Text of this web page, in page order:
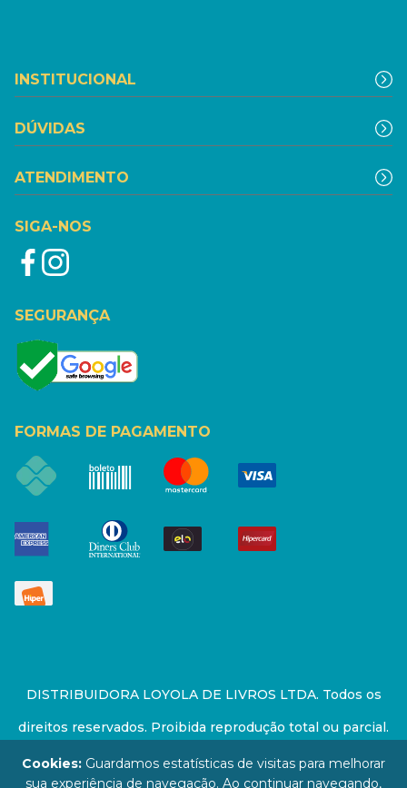
INSTITUCIONAL
DÚVIDAS
ATENDIMENTO
SIGA-NOS
SEGURANÇA
FORMAS DE PAGAMENTO
DISTRIBUIDORA LOYOLA DE LIVROS LTDA. Todos os
direitos reservados. Proibida reprodução total ou parcial.
Preços e estoque sujeito a alterações sem aviso prévio.
Cookies: Guardamos estatísticas de visitas para melhorar
sua experiência de navegação. Ao continuar navegando,